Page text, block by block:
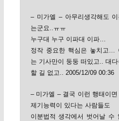
– 미가엘 – 아무리생각해도
는군요..ㅠㅠ
누구대 누구 이파대 이파…
정작 중요한 핵심은 놓치고…
는 기사만이 둥둥 떠있고.. 대
할 길 없고.. 2005/12/09 00:36
– 미가엘 – 결국 이런 행태이
제기능력이 있다는 사람들도
이분법적 생각에서 벗어날 수